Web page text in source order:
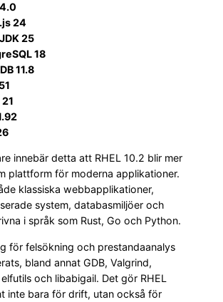
24
25
18
11.8
innebär detta att RHEL 10.2 blir mer
plattform för moderna applikationer.
klassiska webbapplikationer,
system, databasmiljöer och
i språk som Rust, Go och Python.
för felsökning och prestandaanalys
bland annat GDB, Valgrind,
och libabigail. Det gör RHEL
inte bara för drift, utan också för